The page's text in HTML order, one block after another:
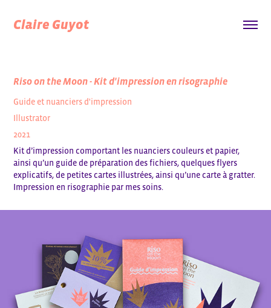
Claire Guyot
Riso on the Moon - Kit d'impression en risographie
Guide et nuanciers d'impression
Illustrator
2021
Kit d’impression comportant les nuanciers couleurs et papier,
ainsi qu’un guide de préparation des fichiers, quelques flyers
explicatifs, de petites cartes illustrées, ainsi qu’une carte à gratter.
Impression en risographie par mes soins.